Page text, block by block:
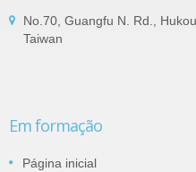
No.70, Guangfu N. Rd.,
Taiwan
Em formação
Página inicial